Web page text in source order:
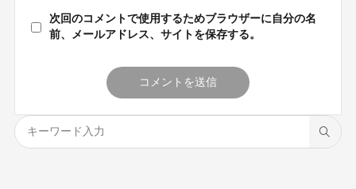
次回のコメントで使用するためブラウザーに自分の名
前、メールアドレス、サイトを保存する。